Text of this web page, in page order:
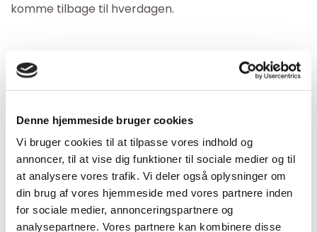
Denne hjemmeside bruger cookies
Vi bruger cookies til at tilpasse vores indhold og
annoncer, til at vise dig funktioner til sociale medier og til
at analysere vores trafik. Vi deler også oplysninger om
din brug af vores hjemmeside med vores partnere inden
for sociale medier, annonceringspartnere og
analysepartnere. Vores partnere kan kombinere disse
komme tilbage til hverdagen.
Genoptræningsforløb
Et genoptræningsforløb starter altid med en
konsultation hos en af vores kompetente
en samtale og undersøgelse, hvor fysioterapeuten
vurderer dine ønsker og behov. Dernæst vil vi i et
samarbejde tilrettelægge det bedste
genoptræningsforløb til dig. Omfanget varierer altid